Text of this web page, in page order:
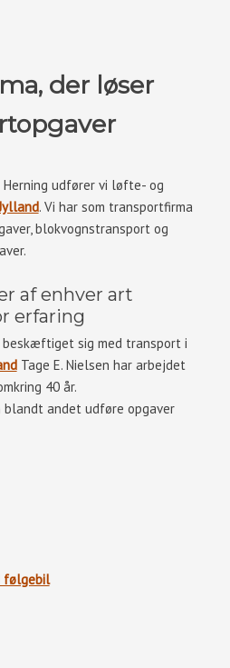
der løser
Herning udfører vi løfte- og
. Vi har som transportfirma
blokvognstransport og
af enhver art
erfaring
sig med transport i
Tage E. Nielsen har arbejdet
40 år.
blandt andet udføre opgaver
følgebil